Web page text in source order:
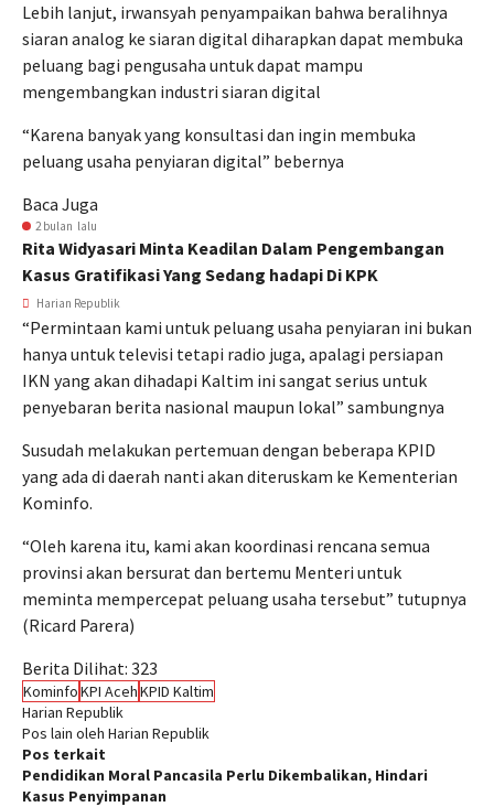
Lebih lanjut, irwansyah penyampaikan bahwa beralihnya
siaran analog ke siaran digital diharapkan dapat membuka
peluang bagi pengusaha untuk dapat mampu
mengembangkan industri siaran digital
“Karena banyak yang konsultasi dan ingin membuka
peluang usaha penyiaran digital” bebernya
Baca Juga
2 bulan lalu
Rita Widyasari Minta Keadilan Dalam Pengembangan
Kasus Gratifikasi Yang Sedang hadapi Di KPK
Harian Republik
“Permintaan kami untuk peluang usaha penyiaran ini bukan
hanya untuk televisi tetapi radio juga, apalagi persiapan
IKN yang akan dihadapi Kaltim ini sangat serius untuk
penyebaran berita nasional maupun lokal” sambungnya
Susudah melakukan pertemuan dengan beberapa KPID
yang ada di daerah nanti akan diteruskam ke Kementerian
Kominfo.
“Oleh karena itu, kami akan koordinasi rencana semua
provinsi akan bersurat dan bertemu Menteri untuk
meminta mempercepat peluang usaha tersebut” tutupnya
(Ricard Parera)
Berita Dilihat: 323
KominfoKPI AcehKPID Kaltim
Harian Republik
Pos lain oleh Harian Republik
Pos terkait
Pendidikan Moral Pancasila Perlu Dikembalikan, Hindari
Kasus Penyimpanan